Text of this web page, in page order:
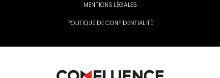
MENTIONS LÉGALES
POLITIQUE DE CONFIDENTIALITÉ